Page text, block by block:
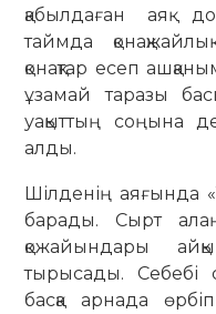
қабылдаған аяқ
таймда
қонақтар есеп
ұзамай таразы
уақыттың соңына
алды.
Шілденің аяғында
барады. Сырт
қожайындары
тырысады. Себебі
басқа арнада